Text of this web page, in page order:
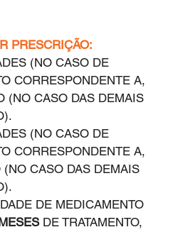
PRESCRIÇÃO:
(NO CASO DE
CORRESPONDENTE A,
(NO CASO DAS DEMAIS
(NO CASO DE
CORRESPONDENTE A,
(NO CASO DAS DEMAIS
DE MEDICAMENTO
DE TRATAMENTO,